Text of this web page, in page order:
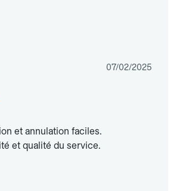
07/02/2025
et annulation faciles.
et qualité du service.